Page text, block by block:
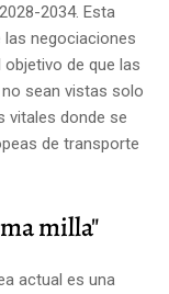
2034. Esta
negociaciones
objetivo de que las
sean vistas solo
vitales donde se
de transporte
milla"
actual es una